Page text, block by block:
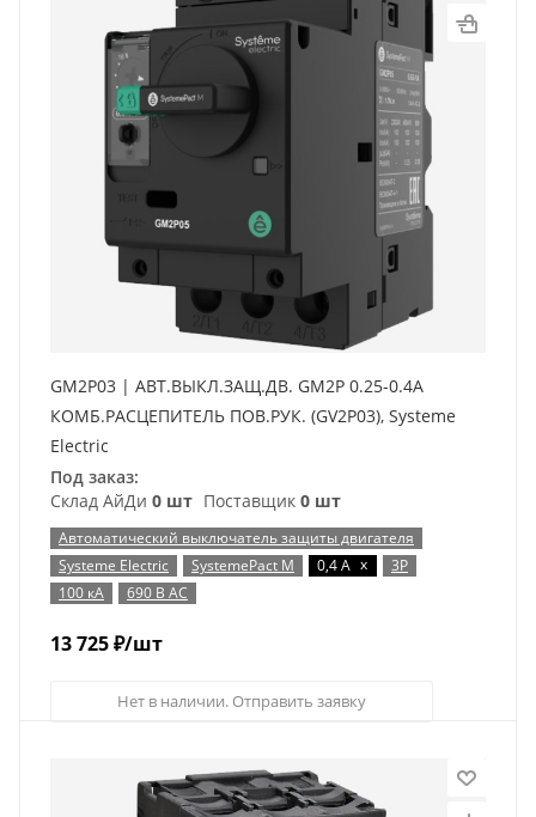
GM2P03 | АВТ.ВЫКЛ.ЗАЩ.ДВ. GM2P 0.25-0.4A
КОМБ.РАСЦЕПИТЕЛЬ ПОВ.РУК. (GV2P03), Systeme
Electric
Под заказ:
Склад АйДи 0 шт Поставщик 0 шт
Автоматический выключатель защиты двигателя
Systeme Electric
SystemePact M 0,4 А x
3P
100 кА
690 В AC
13 725₽/шт
Нет в наличии. Отправить заявку